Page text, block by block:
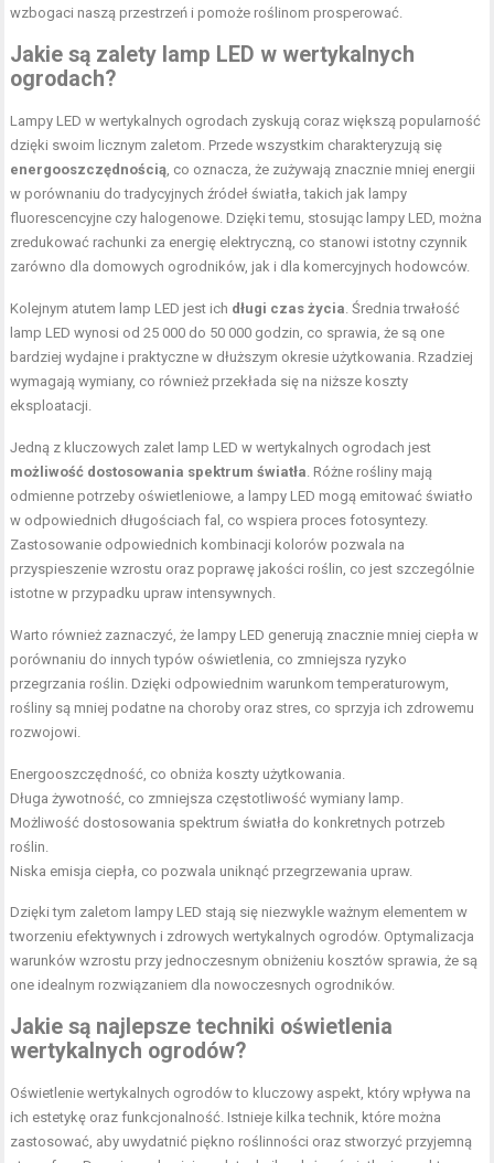
wzbogaci naszą przestrzeń i pomoże roślinom prosperować.
Jakie są zalety lamp LED w wertykalnych
ogrodach?
Lampy LED w wertykalnych ogrodach zyskują coraz większą popularność
dzięki swoim licznym zaletom. Przede wszystkim charakteryzują się
energooszczędnością , co oznacza, że zużywają znacznie mniej energii
w porównaniu do tradycyjnych źródeł światła, takich jak lampy
fluorescencyjne czy halogenowe. Dzięki temu, stosując lampy LED, można
zredukować rachunki za energię elektryczną, co stanowi istotny czynnik
zarówno dla domowych ogrodników, jak i dla komercyjnych hodowców.
Kolejnym atutem lamp LED jest ich długi czas życia . Średnia trwałość
lamp LED wynosi od 25 000 do 50 000 godzin, co sprawia, że są one
bardziej wydajne i praktyczne w dłuższym okresie użytkowania. Rzadziej
wymagają wymiany, co również przekłada się na niższe koszty
eksploatacji.
Jedną z kluczowych zalet lamp LED w wertykalnych ogrodach jest
możliwość dostosowania spektrum światła . Różne rośliny mają
odmienne potrzeby oświetleniowe, a lampy LED mogą emitować światło
w odpowiednich długościach fal, co wspiera proces fotosyntezy.
Zastosowanie odpowiednich kombinacji kolorów pozwala na
przyspieszenie wzrostu oraz poprawę jakości roślin, co jest szczególnie
istotne w przypadku upraw intensywnych.
Warto również zaznaczyć, że lampy LED generują znacznie mniej ciepła w
porównaniu do innych typów oświetlenia, co zmniejsza ryzyko
przegrzania roślin. Dzięki odpowiednim warunkom temperaturowym,
rośliny są mniej podatne na choroby oraz stres, co sprzyja ich zdrowemu
rozwojowi.
Energooszczędność, co obniża koszty użytkowania.
Długa żywotność, co zmniejsza częstotliwość wymiany lamp.
Możliwość dostosowania spektrum światła do konkretnych potrzeb
roślin.
Niska emisja ciepła, co pozwala uniknąć przegrzewania upraw.
Dzięki tym zaletom lampy LED stają się niezwykle ważnym elementem w
tworzeniu efektywnych i zdrowych wertykalnych ogrodów. Optymalizacja
warunków wzrostu przy jednoczesnym obniżeniu kosztów sprawia, że są
one idealnym rozwiązaniem dla nowoczesnych ogrodników.
Jakie są najlepsze techniki oświetlenia
wertykalnych ogrodów?
Oświetlenie wertykalnych ogrodów to kluczowy aspekt, który wpływa na
ich estetykę oraz funkcjonalność. Istnieje kilka technik, które można
zastosować, aby uwydatnić piękno roślinności oraz stworzyć przyjemną